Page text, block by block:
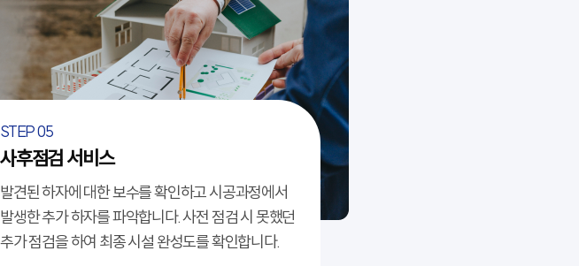
STEP 05
사후점검 서비스
발견된 하자에 대한 보수를 확인하고 시공과정에서
발생한 추가 하자를 파악합니다. 사전 점검 시 못했던
추가 점검을 하여 최종 시설 완성도를 확인합니다.
르지오 센트비엔 박** 26 - 07 - 01
학하 1단지 문**